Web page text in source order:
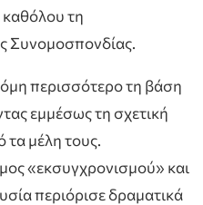
καθόλου τη
Συνομοσπονδίας.
περισσότερο τη βάση
εμμέσως τη σχετική
τα μέλη τους.
«εκσυγχρονισμού» και
περιόρισε δραματικά